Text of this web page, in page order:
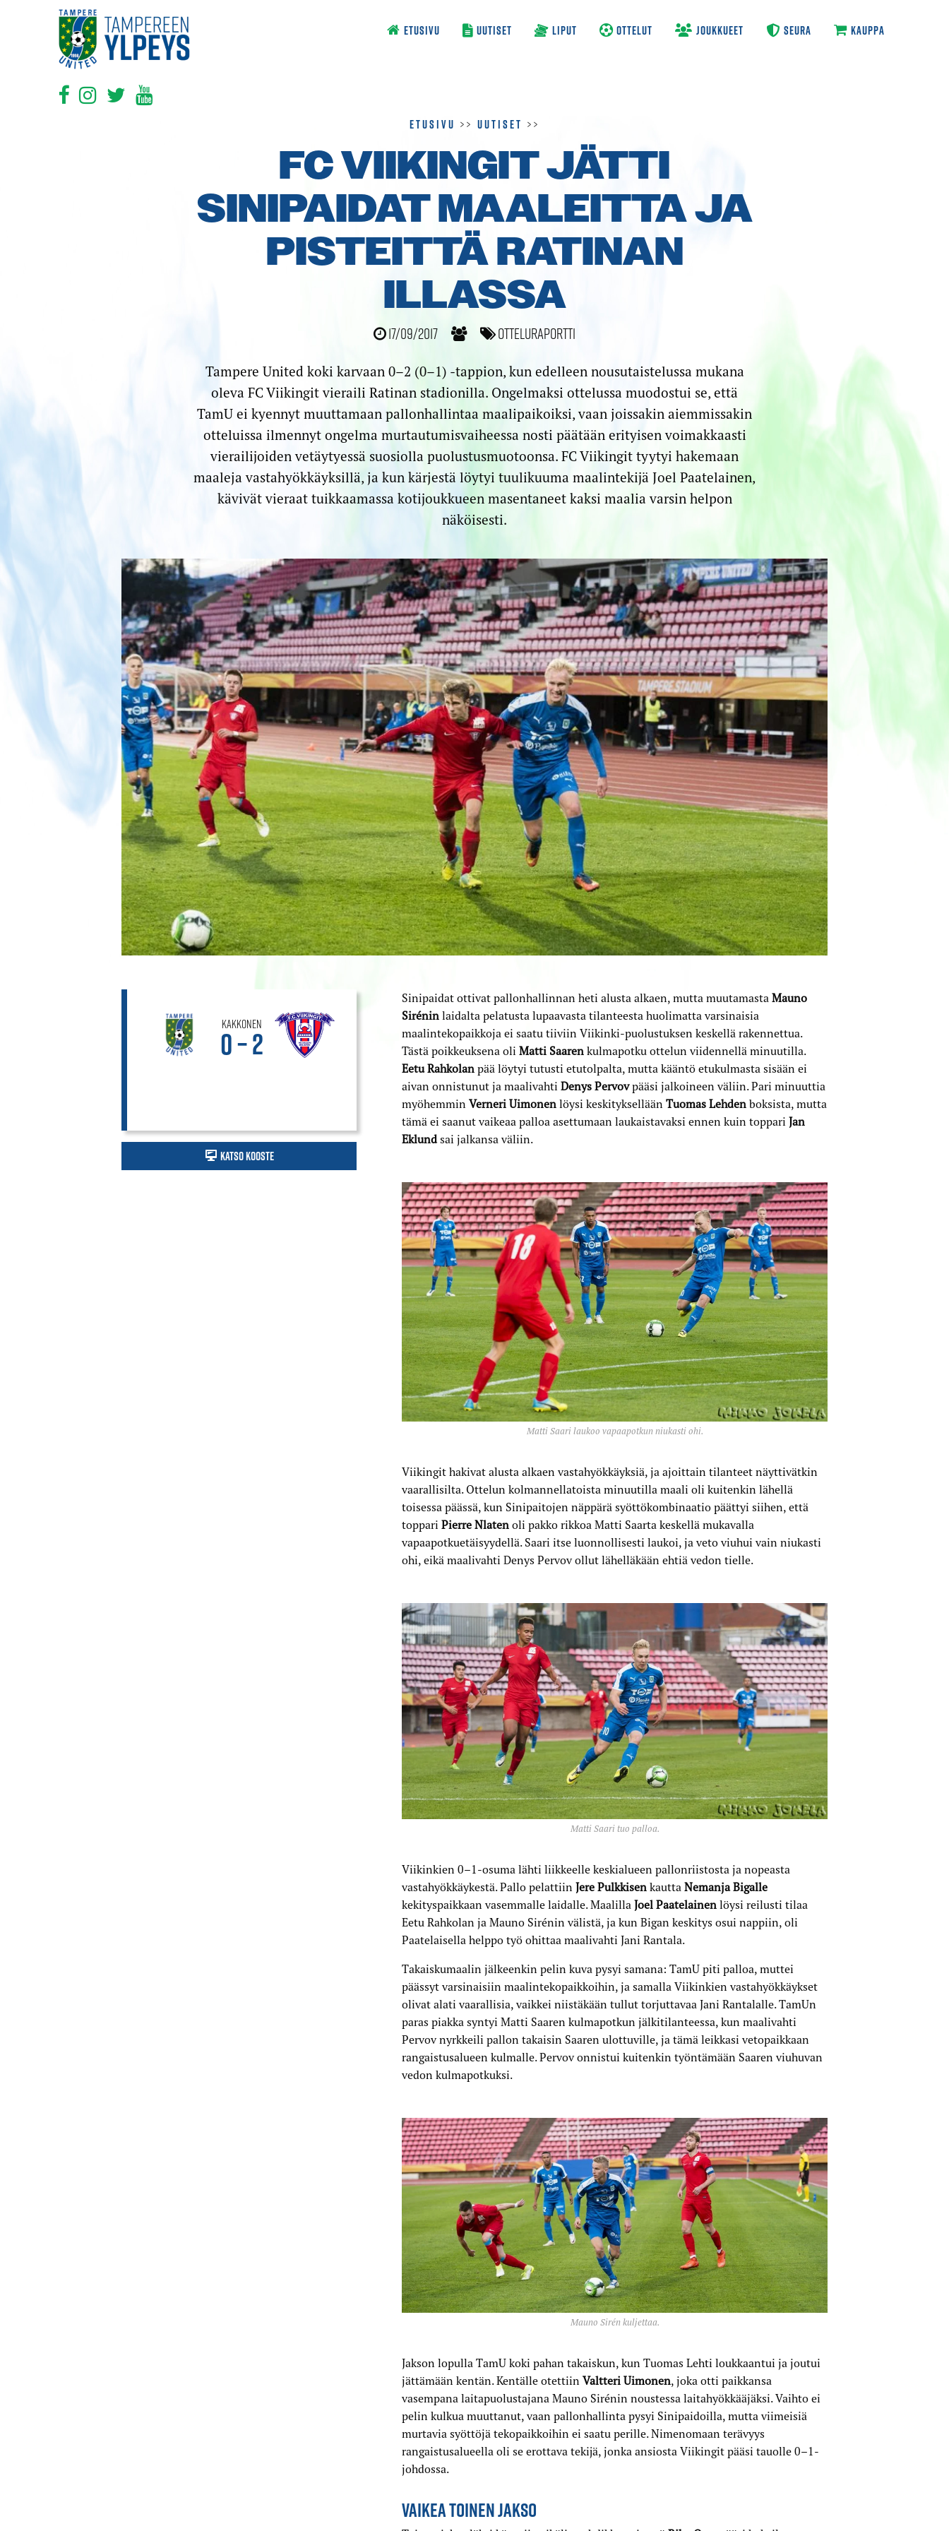
ETUSIVU UUTISET LIPUT OTTELUT JOUKKUEET SEURA KAUPPA
Etusivu >> Uutiset >>
FC VIIKINGIT JÄTTI
SINIPAIDAT MAALEITTA JA
PISTEITTÄ RATINAN
ILLASSA
17/09/2017 Otteluraportti
Tampere United koki karvaan 0–2 (0–1) -tappion, kun edelleen nousutaistelussa mukana
oleva FC Viikingit vieraili Ratinan stadionilla. Ongelmaksi ottelussa muodostui se, että
TamU ei kyennyt muuttamaan pallonhallintaa maalipaikoiksi, vaan joissakin aiemmissakin
otteluissa ilmennyt ongelma murtautumisvaiheessa nosti päätään erityisen voimakkaasti
vierailijoiden vetäytyessä suosiolla puolustusmuotoonsa. FC Viikingit tyytyi hakemaan
maaleja vastahyökkäyksillä, ja kun kärjestä löytyi tuulikuuma maalintekijä Joel Paatelainen,
kävivät vieraat tuikkaamassa kotijoukkueen masentaneet kaksi maalia varsin helpon
näköisesti.
Kakkonen
0 – 2
Katso kooste
Sinipaidat ottivat pallonhallinnan heti alusta alkaen, mutta muutamastaMauno
Sirénin laidalta pelatusta lupaavasta tilanteesta huolimatta varsinaisia
maalintekopaikkoja ei saatu tiiviin Viikinki-puolustuksen keskellä rakennettua.
Tästä poikkeuksena oliMatti Saaren kulmapotku ottelun viidennellä minuutilla.
Eetu Rahkolan pää löytyi tutusti etutolpalta, mutta kääntö etukulmasta sisään ei
aivan onnistunut ja maalivahtiDenys Pervovpääsi jalkoineen väliin. Pari minuuttia
myöhemminVerneri Uimonen löysi keskitykselläänTuomas Lehden boksista, mutta
tämä ei saanut vaikeaa palloa asettumaan laukaistavaksi ennen kuin toppariJan
Eklundsai jalkansa väliin.
Matti Saari laukoo vapaapotkun niukasti ohi.
Viikingit hakivat alusta alkaen vastahyökkäyksiä, ja ajoittain tilanteet näyttivätkin
vaarallisilta. Ottelun kolmannellatoista minuutilla maali oli kuitenkin lähellä
toisessa päässä, kun Sinipaitojen näppärä syöttökombinaatio päättyi siihen, että
toppariPierre Nlaten oli pakko rikkoa Matti Saarta keskellä mukavalla
vapaapotkuetäisyydellä. Saari itse luonnollisesti laukoi, ja veto viuhui vain niukasti
ohi, eikä maalivahti Denys Pervov ollut lähelläkään ehtiä vedon tielle.
Matti Saari tuo palloa.
Viikinkien 0–1-osuma lähti liikkeelle keskialueen pallonriistosta ja nopeasta
vastahyökkäykestä. Pallo pelattiinJere Pulkkisen kauttaNemanja Bigalle
kekityspaikkaan vasemmalle laidalle. MaalillaJoel Paatelainen löysi reilusti tilaa
Eetu Rahkolan ja Mauno Sirénin välistä, ja kun Bigan keskitys osui nappiin, oli
Paatelaisella helppo työ ohittaa maalivahti Jani Rantala.
Takaiskumaalin jälkeenkin pelin kuva pysyi samana: TamU piti palloa, muttei
päässyt varsinaisiin maalintekopaikkoihin, ja samalla Viikinkien vastahyökkäykset
olivat alati vaarallisia, vaikkei niistäkään tullut torjuttavaa Jani Rantalalle. TamUn
paras piakka syntyi Matti Saaren kulmapotkun jälkitilanteessa, kun maalivahti
Pervov nyrkkeili pallon takaisin Saaren ulottuville, ja tämä leikkasi vetopaikkaan
rangaistusalueen kulmalle. Pervov onnistui kuitenkin työntämään Saaren viuhuvan
vedon kulmapotkuksi.
Mauno Sirén kuljettaa.
Jakson lopulla TamU koki pahan takaiskun, kun Tuomas Lehti loukkaantui ja joutui
jättämään kentän. Kentälle otettiinValtteri Uimonen, joka otti paikkansa
vasempana laitapuolustajana Mauno Sirénin noustessa laitahyökkääjäksi. Vaihto ei
pelin kulkua muuttanut, vaan pallonhallinta pysyi Sinipaidoilla, mutta viimeisiä
murtavia syöttöjä tekopaikkoihin ei saatu perille. Nimenomaan terävyys
rangaistusalueella oli se erottava tekijä, jonka ansiosta Viikingit pääsi tauolle 0–1-
johdossa.
VAIKEA TOINEN JAKSO